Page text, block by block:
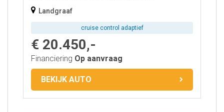
Landgraaf
cruise control adaptief
€ 20.450,-
Financiering Op aanvraag
BEKIJK AUTO